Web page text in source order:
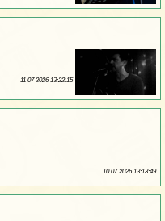
11 07 2026 13:22:15
10 07 2026 13:13:49